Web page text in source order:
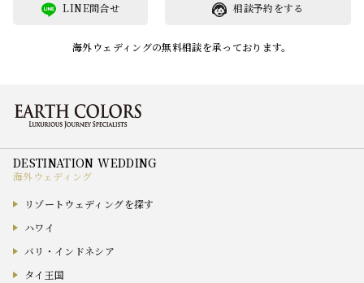
相談予約をする
LINE問合せ
海外ウェディングの無料相談を承っております。
海外ウェディング
リゾートウェディングを探す
ハワイ
バリ・インドネシア
タイ王国